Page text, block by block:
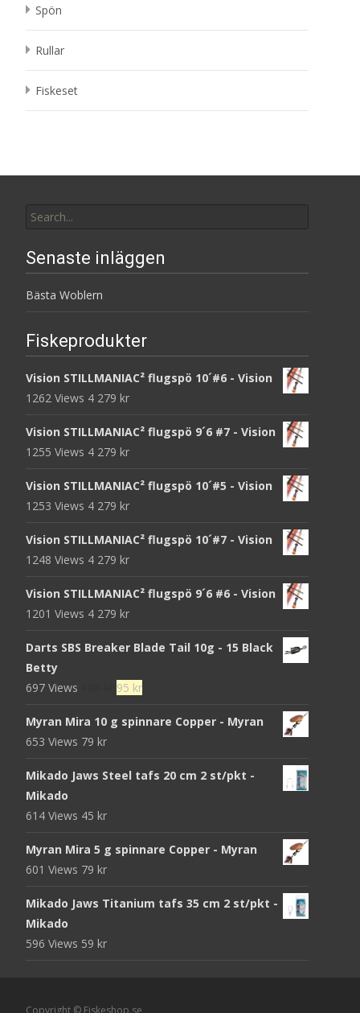
Spön
Rullar
Fiskeset
for:
Senaste inläggen
Bästa Woblern
Fiskeprodukter
Vision STILLMANIAC² flugspö 10´#6 - Vision
1262 Views 4 279 kr
Vision STILLMANIAC² flugspö 9´6 #7 - Vision
1255 Views 4 279 kr
Vision STILLMANIAC² flugspö 10´#5 - Vision
1253 Views 4 279 kr
Vision STILLMANIAC² flugspö 10´#7 - Vision
1248 Views 4 279 kr
Vision STILLMANIAC² flugspö 9´6 #6 - Vision
1201 Views 4 279 kr
Darts SBS Breaker Blade Tail 10g - 15 Black
Betty
697 Views
Det
priset
95 krDet
priset
Myran Mira 10 g spinnare Copper - Myran
653 Views 79 kr
Mikado Jaws Steel tafs 20 cm 2 st/pkt -
Mikado
614 Views 45 kr
Myran Mira 5 g spinnare Copper - Myran
601 Views 79 kr
Mikado Jaws Titanium tafs 35 cm 2 st/pkt -
Mikado
596 Views 59 kr
Copyright © Fiskeshop.se